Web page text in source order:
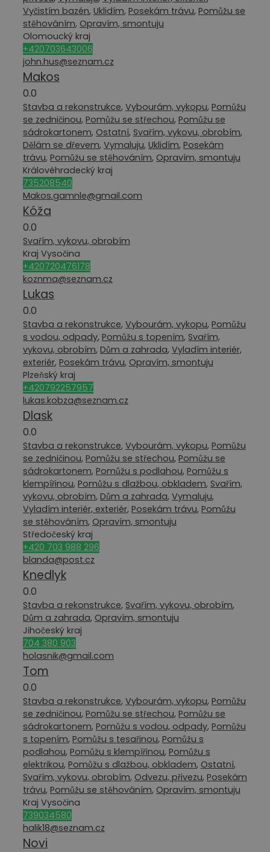
Vyčistím bazén, Uklidím, Posekám trávu, Pomůžu se
stěhováním, Opravím, smontuju
Olomoucký kraj
+420703643006
john.hus@seznam.cz
Makos
0.0
Stavba a rekonstrukce, Vybourám, vykopu, Pomůžu
se zedničinou, Pomůžu se střechou, Pomůžu se
sádrokartonem, Ostatní, Svařím, vykovu, obrobím,
Dělám se dřevem, Vymaluju, Uklidím, Posekám
trávu, Pomůžu se stěhováním, Opravím, smontuju
Královéhradecký kraj
735208540
Makos.gamnle@gmail.com
Kóža
0.0
Svařím, vykovu, obrobím
Kraj Vysočina
+420720476178
koznma@seznam.cz
Lukas
0.0
Stavba a rekonstrukce, Vybourám, vykopu, Pomůžu
s vodou, odpady, Pomůžu s topením, Svařím,
vykovu, obrobím, Dům a zahrada, Vyladím interiér,
exteriér, Posekám trávu, Opravím, smontuju
Plzeňský kraj
+420792257957
lukas.kobza@seznam.cz
Dlask
0.0
Stavba a rekonstrukce, Vybourám, vykopu, Pomůžu
se zedničinou, Pomůžu se střechou, Pomůžu se
sádrokartonem, Pomůžu s podlahou, Pomůžu s
klempířinou, Pomůžu s dlažbou, obkladem, Svařím,
vykovu, obrobím, Dům a zahrada, Vymaluju,
Vyladím interiér, exteriér, Posekám trávu, Pomůžu
se stěhováním, Opravím, smontuju
Středočeský kraj
+420 703 988 296
blanda@post.cz
Knedlyk
0.0
Stavba a rekonstrukce, Svařím, vykovu, obrobím,
Dům a zahrada, Opravím, smontuju
Jihočeský kraj
704 380 903
holasnik@gmail.com
Tom
0.0
Stavba a rekonstrukce, Vybourám, vykopu, Pomůžu
se zedničinou, Pomůžu se střechou, Pomůžu se
sádrokartonem, Pomůžu s vodou, odpady, Pomůžu
s topením, Pomůžu s tesařinou, Pomůžu s
podlahou, Pomůžu s klempířinou, Pomůžu s
elektrikou, Pomůžu s dlažbou, obkladem, Ostatní,
Svařím, vykovu, obrobím, Odvezu, přivezu, Posekám
trávu, Pomůžu se stěhováním, Opravím, smontuju
Kraj Vysočina
739034580
halik18@seznam.cz
Novi